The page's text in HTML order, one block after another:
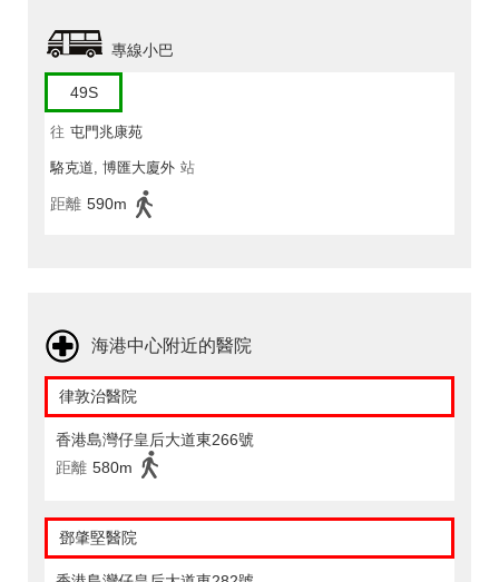
專線小巴
49S
往 屯門兆康苑
駱克道, 博匯大廈外 站
距離 590m
海港中心附近的醫院
律敦治醫院
香港島灣仔皇后大道東266號
距離 580m
鄧肇堅醫院